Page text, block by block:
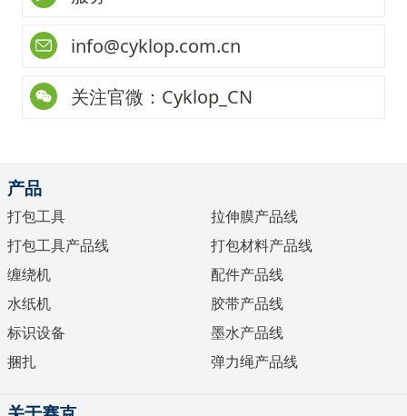
info@cyklop.com.cn
关注官微：Cyklop_CN
产品
打包工具
打包工具产品线
缠绕机
水纸机
标识设备
捆扎
拉伸膜产品线
打包材料产品线
配件产品线
胶带产品线
墨水产品线
弹力绳产品线